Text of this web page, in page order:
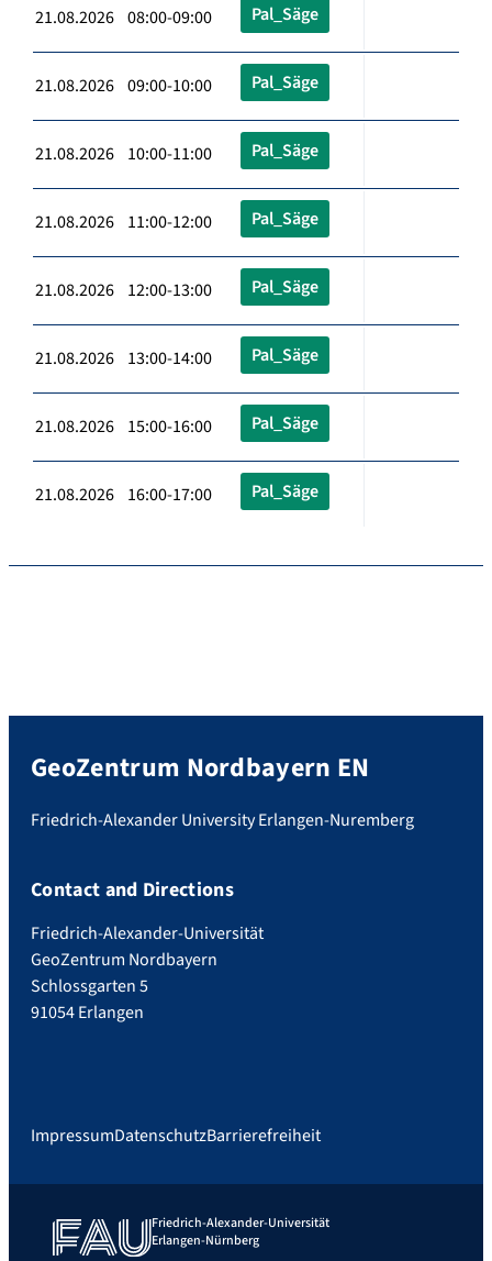
21.08.2026 08:00-09:00 Pal_Säge
21.08.2026 09:00-10:00 Pal_Säge
21.08.2026 10:00-11:00 Pal_Säge
21.08.2026 11:00-12:00 Pal_Säge
21.08.2026 12:00-13:00 Pal_Säge
21.08.2026 13:00-14:00 Pal_Säge
21.08.2026 15:00-16:00 Pal_Säge
21.08.2026 16:00-17:00 Pal_Säge
GeoZentrum Nordbayern EN
Friedrich-Alexander University Erlangen-Nuremberg
Contact and Directions
Friedrich-Alexander-Universität
GeoZentrum Nordbayern
Schlossgarten 5
91054 Erlangen
ImpressumDatenschutzBarrierefreiheit
Friedrich-Alexander-Universität
Erlangen-Nürnberg